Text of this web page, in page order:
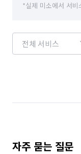
*실제 미소에서 서
자주 묻는 질문